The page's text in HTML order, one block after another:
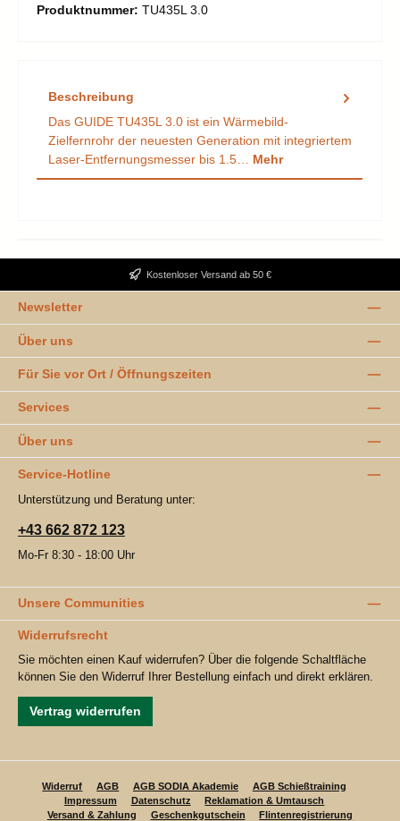
Produktnummer: TU435L 3.0
Beschreibung
Das GUIDE TU435L 3.0 ist ein Wärmebild-
Zielfernrohr der neuesten Generation mit integriertem
Laser-Entfernungsmesser bis 1.5… Mehr
Kostenloser Versand ab 50 €
Newsletter
Über uns
Für Sie vor Ort / Öffnungszeiten
Services
Über uns
Service-Hotline
Unterstützung und Beratung unter:
+43 662 872 123
Mo-Fr 8:30 - 18:00 Uhr
Unsere Communities
Widerrufsrecht
Sie möchten einen Kauf widerrufen? Über die folgende Schaltfläche
können Sie den Widerruf Ihrer Bestellung einfach und direkt erklären.
Vertrag widerrufen
Widerruf AGB AGB SODIA Akademie
AGB Schießtraining
Impressum
Datenschutz
Reklamation & Umtausch
Versand & Zahlung
Geschenkgutschein Flintenregistrierung